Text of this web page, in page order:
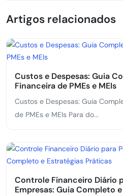
Artigos relacionados
Custos e Despesas: Guia
Financeira de PMEs e MEIs
Custos e Despesas: Guia
de PMEs e MEIs Para do...
Controle Financeiro Diário
Empresas: Guia Completo